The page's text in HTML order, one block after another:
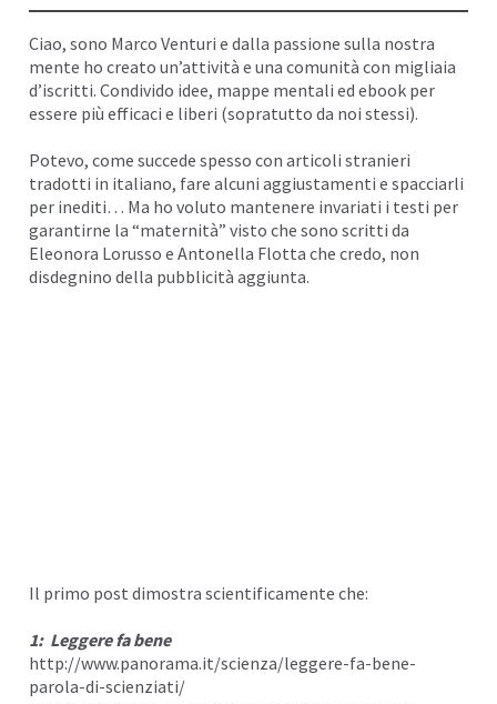
Ciao, sono Marco Venturi e dalla passione sulla nostra
mente ho creato un’attività e una comunità con migliaia
d’iscritti. Condivido idee, mappe mentali ed ebook per
essere più efficaci e liberi (sopratutto da noi stessi).
Potevo, come succede spesso con articoli stranieri
tradotti in italiano, fare alcuni aggiustamenti e spacciarli
per inediti… Ma ho voluto mantenere invariati i testi per
garantirne la “maternità” visto che sono scritti da
Eleonora Lorusso e Antonella Flotta che credo, non
disdegnino della pubblicità aggiunta.
Il primo post dimostra scientificamente che:
1: Leggere fa bene
http://www.panorama.it/scienza/leggere-fa-bene-
parola-di-scienziati/